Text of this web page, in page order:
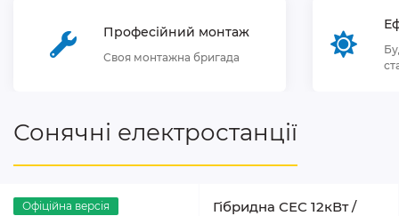
Професійний монтаж
Своя монтажна бригада
Сонячні електростанції
Офіційна версія
Гібридна СЕС 12кВт /